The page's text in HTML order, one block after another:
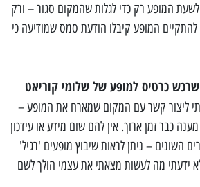
המופע רק כדי לגלות שהמקום סגור – ורק
המופע קיבלו הודעת סמס שמודיעה כי
כרטיס למופע של שלומי קוריאט
ליצור קשר עם המקום שמארח את המופע –
כבר זמן ארוך. אין להם שום מידע או עידכון
השונים – ניתן לראות שיבוץ מופעים 'רגיל'
ידעתי מה לעשות מצאתי את עצמי הולך לשם